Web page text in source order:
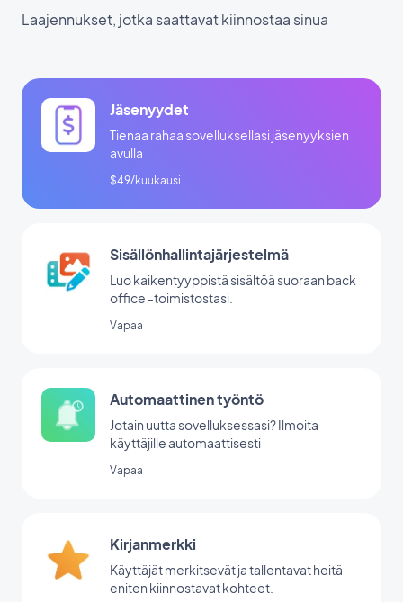
Laajennukset, jotka saattavat kiinnostaa sinua
Jäsenyydet
Tienaa rahaa sovelluksellasi jäsenyyksien
avulla
$49/kuukausi
Sisällönhallintajärjestelmä
Luo kaikentyyppistä sisältöä suoraan back
office -toimistostasi.
Vapaa
Automaattinen työntö
Jotain uutta sovelluksessasi? Ilmoita
käyttäjille automaattisesti
Vapaa
Kirjanmerkki
Käyttäjät merkitsevät ja tallentavat heitä
eniten kiinnostavat kohteet.